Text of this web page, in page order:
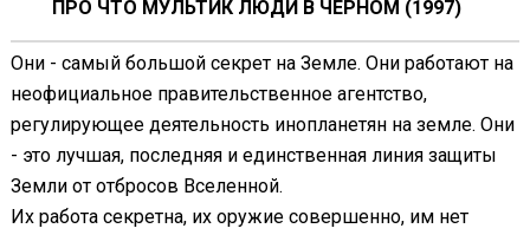
ПРО ЧТО МУЛЬТИК ЛЮДИ В ЧЕРНОМ (1997)
Они - самый большой секрет на Земле. Они работают на
неофициальное правительственное агентство,
регулирующее деятельность инопланетян на земле. Они
- это лучшая, последняя и единственная линия защиты
Земли от отбросов Вселенной.
Их работа секретна, их оружие совершенно, им нет